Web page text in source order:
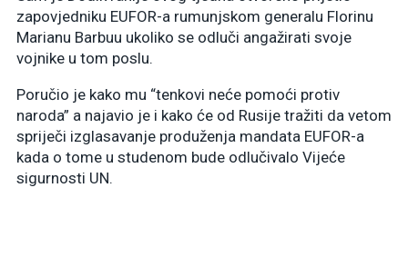
zapovjedniku EUFOR-a rumunjskom generalu Florinu
Marianu Barbuu ukoliko se odluči angažirati svoje
vojnike u tom poslu.
Poručio je kako mu “tenkovi neće pomoći protiv
naroda” a najavio je i kako će od Rusije tražiti da vetom
spriječi izglasavanje produženja mandata EUFOR-a
kada o tome u studenom bude odlučivalo Vijeće
sigurnosti UN.